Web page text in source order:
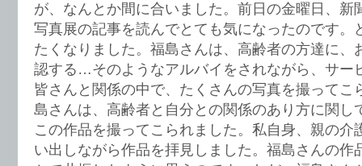
が、なんとか間に合いました。前日の金曜日、新
写真展の記事を読んでとても気になったのです。
たくなりました。福島さんは、高齢者の方達に、
認する…そのようなアルバイをされながら、サー
皆さんと関係の中で、たくさんの写真を撮ってこ
島さんは、高齢者と自分との関係のあり方に関し
この作品を撮ってこられました。私自身、親の介
い出しながら作品を拝見しました。福島さんの作